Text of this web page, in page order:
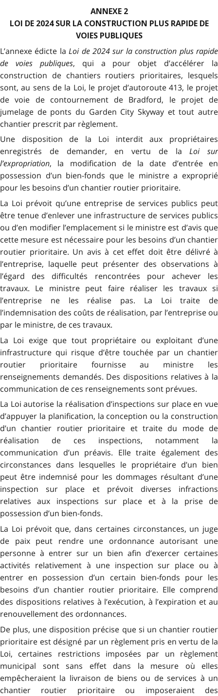
ANNEXE 2
LOI DE 2024 SUR LA CONSTRUCTION PLUS RAPIDE DE
VOIES PUBLIQUES
L’annexe édicte laLoi de 2024 sur la construction plus rapide
de voies publiques, qui a pour objet d’accélérer la
construction de chantiers routiers prioritaires, lesquels
sont, au sens de la Loi, le projet d’autoroute 413, le projet
de voie de contournement de Bradford, le projet de
jumelage de ponts du Garden City Skyway et tout autre
chantier prescrit par règlement.
Une disposition de la Loi interdit aux propriétaires
enregistrés de demander, en vertu de laLoi sur
l’expropriation, la modification de la date d’entrée en
possession d’un bien-fonds que le ministre a exproprié
pour les besoins d’un chantier routier prioritaire.
La Loi prévoit qu’une entreprise de services publics peut
être tenue d’enlever une infrastructure de services publics
ou d’en modifier l’emplacement si le ministre est d’avis que
cette mesure est nécessaire pour les besoins d’un chantier
routier prioritaire. Un avis à cet effet doit être délivré à
l’entreprise, laquelle peut présenter des observations à
l’égard des difficultés rencontrées pour achever les
travaux. Le ministre peut faire réaliser les travaux si
l’entreprise ne les réalise pas. La Loi traite de
l’indemnisation des coûts de réalisation, par l’entreprise ou
par le ministre, de ces travaux.
La Loi exige que tout propriétaire ou exploitant d’une
infrastructure qui risque d’être touchée par un chantier
routier prioritaire fournisse au ministre les
renseignements demandés. Des dispositions relatives à la
communication de ces renseignements sont prévues.
La Loi autorise la réalisation d’inspections sur place en vue
d’appuyer la planification, la conception ou la construction
d’un chantier routier prioritaire et traite du mode de
réalisation de ces inspections, notamment la
communication d’un préavis. Elle traite également des
circonstances dans lesquelles le propriétaire d’un bien
peut être indemnisé pour les dommages résultant d’une
inspection sur place et prévoit diverses infractions
relatives aux inspections sur place et à la prise de
possession d’un bien-fonds.
La Loi prévoit que, dans certaines circonstances, un juge
de paix peut rendre une ordonnance autorisant une
personne à entrer sur un bien afin d’exercer certaines
activités relativement à une inspection sur place ou à
entrer en possession d’un certain bien-fonds pour les
besoins d’un chantier routier prioritaire. Elle comprend
des dispositions relatives à l’exécution, à l’expiration et au
renouvellement des ordonnances.
De plus, une disposition précise que si un chantier routier
prioritaire est désigné par un règlement pris en vertu de la
Loi, certaines restrictions imposées par un règlement
municipal sont sans effet dans la mesure où elles
empêcheraient la livraison de biens ou de services à un
chantier routier prioritaire ou imposeraient des